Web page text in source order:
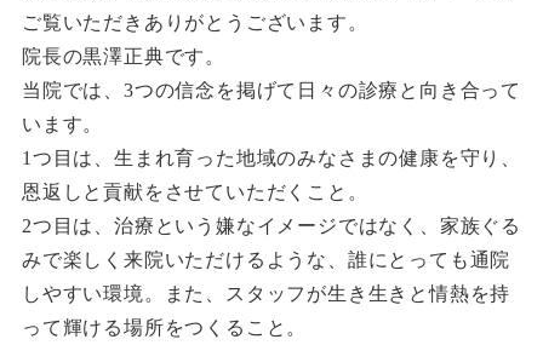
ご覧いただきありがとうございます。
院長の黒澤正典です。
当院では、3つの信念を掲げて日々の診療と向き合って
います。
1つ目は、生まれ育った地域のみなさまの健康を守り、
恩返しと貢献をさせていただくこと。
2つ目は、治療という嫌なイメージではなく、家族ぐる
みで楽しく来院いただけるような、誰にとっても通院
しやすい環境。また、スタッフが生き生きと情熱を持
って輝ける場所をつくること。